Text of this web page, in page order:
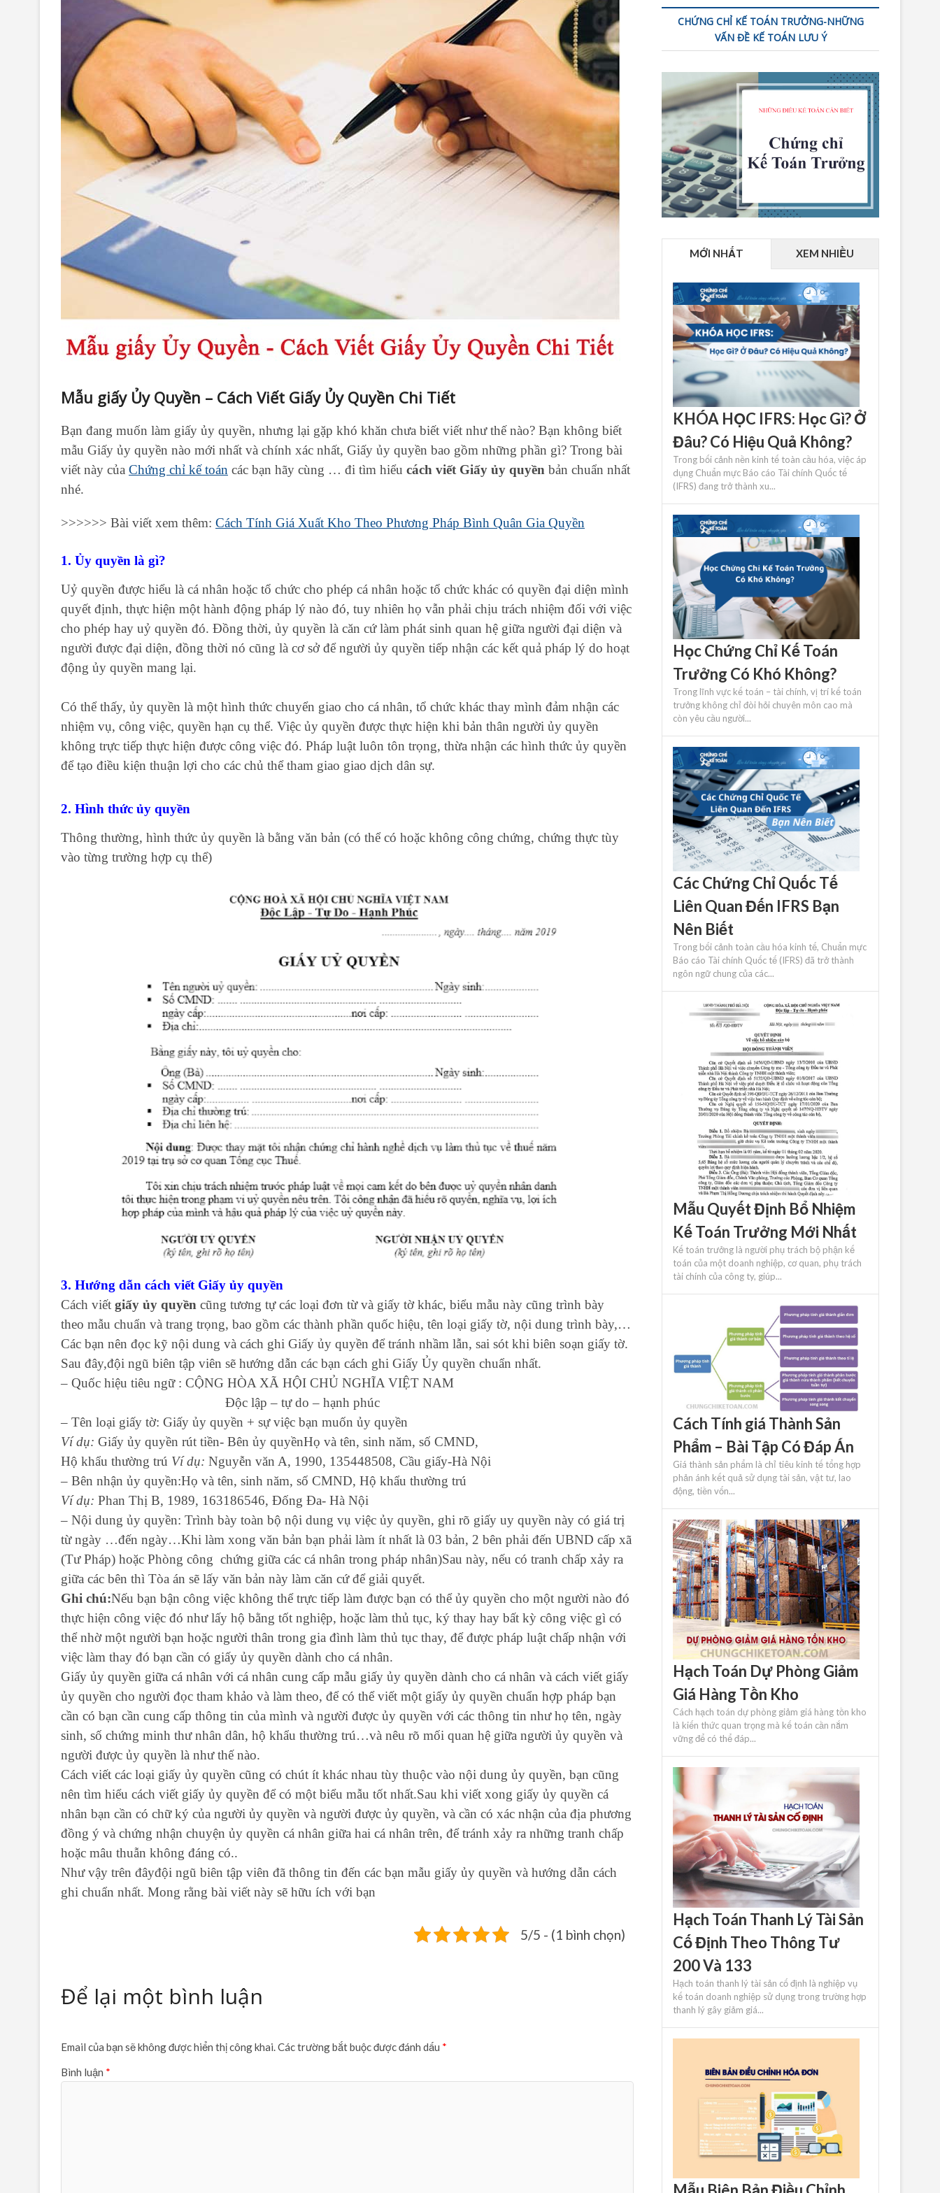
Mẫu giấy Ủy Quyền – Cách Viết Giấy Ủy Quyền Chi Tiết
Bạn đang muốn làm giấy ủy quyền, nhưng lại gặp khó khăn chưa biết viết như thế nào? Bạn không biết
mẫu Giấy ủy quyền nào mới nhất và chính xác nhất, Giấy ủy quyền bao gồm những phần gì? Trong bài
viết này của Chứng chỉ kế toán các bạn hãy cùng … đi tìm hiểu cách viết Giấy ủy quyền bản chuẩn nhất
nhé.
>>>>>> Bài viết xem thêm: Cách Tính Giá Xuất Kho Theo Phương Pháp Bình Quân Gia Quyền
1. Ủy quyền là gì?
Uỷ quyền được hiểu là cá nhân hoặc tổ chức cho phép cá nhân hoặc tổ chức khác có quyền đại diện mình
quyết định, thực hiện một hành động pháp lý nào đó, tuy nhiên họ vẫn phải chịu trách nhiệm đối với việc
cho phép hay uỷ quyền đó. Đồng thời, ủy quyền là căn cứ làm phát sinh quan hệ giữa người đại diện và
người được đại diện, đồng thời nó cũng là cơ sở để người ủy quyền tiếp nhận các kết quả pháp lý do hoạt
động ủy quyền mang lại.
Có thể thấy, ủy quyền là một hình thức chuyển giao cho cá nhân, tổ chức khác thay mình đảm nhận các
nhiệm vụ, công việc, quyền hạn cụ thể. Việc ủy quyền được thực hiện khi bản thân người ủy quyền
không trực tiếp thực hiện được công việc đó. Pháp luật luôn tôn trọng, thừa nhận các hình thức ủy quyền
để tạo điều kiện thuận lợi cho các chủ thể tham giao giao dịch dân sự.
2. Hình thức ủy quyền
Thông thường, hình thức ủy quyền là bằng văn bản (có thể có hoặc không công chứng, chứng thực tùy
vào từng trường hợp cụ thể)
3. Hướng dẫn cách viết Giấy ủy quyền
Cách viết giấy ủy quyền cũng tương tự các loại đơn từ và giấy tờ khác, biểu mẫu này cũng trình bày
theo mẫu chuẩn và trang trọng, bao gồm các thành phần quốc hiệu, tên loại giấy tờ, nội dung trình bày,…
Các bạn nên đọc kỹ nội dung và cách ghi Giấy ủy quyền để tránh nhầm lẫn, sai sót khi biên soạn giấy tờ.
Sau đây,đội ngũ biên tập viên sẽ hướng dẫn các bạn cách ghi Giấy Ủy quyền chuẩn nhất.
– Quốc hiệu tiêu ngữ : CỘNG HÒA XÃ HỘI CHỦ NGHĨA VIỆT NAM
Độc lập – tự do – hạnh phúc
– Tên loại giấy tờ: Giấy ủy quyền + sự việc bạn muốn ủy quyền
Ví dụ: Giấy ủy quyền rút tiền- Bên ủy quyềnHọ và tên, sinh năm, số CMND,
Hộ khẩu thường trú Ví dụ: Nguyễn văn A, 1990, 135448508, Cầu giấy-Hà Nội
– Bên nhận ủy quyền:Họ và tên, sinh năm, số CMND, Hộ khẩu thường trú
Ví dụ: Phan Thị B, 1989, 163186546, Đống Đa- Hà Nội
– Nội dung ủy quyền: Trình bày toàn bộ nội dung vụ việc ủy quyền, ghi rõ giấy uy quyền này có giá trị
từ ngày …đến ngày…Khi làm xong văn bản bạn phải làm ít nhất là 03 bản, 2 bên phải đến UBND cấp xã
(Tư Pháp) hoặc Phòng công chứng giữa các cá nhân trong pháp nhân)Sau này, nếu có tranh chấp xảy ra
giữa các bên thì Tòa án sẽ lấy văn bản này làm căn cứ để giải quyết.
Ghi chú:Nếu bạn bận công việc không thể trực tiếp làm được bạn có thể ủy quyền cho một người nào đó
thực hiện công việc đó như lấy hộ bằng tốt nghiệp, hoặc làm thủ tục, ký thay hay bất kỳ công việc gì có
thể nhờ một người bạn hoặc người thân trong gia đình làm thủ tục thay, để được pháp luật chấp nhận với
việc làm thay đó bạn cần có giấy ủy quyền dành cho cá nhân.
Giấy ủy quyền giữa cá nhân với cá nhân cung cấp mẫu giấy ủy quyền dành cho cá nhân và cách viết giấy
ủy quyền cho người đọc tham khảo và làm theo, để có thể viết một giấy ủy quyền chuẩn hợp pháp bạn
cần có bạn cần cung cấp thông tin của mình và người được ủy quyền với các thông tin như họ tên, ngày
sinh, số chứng minh thư nhân dân, hộ khẩu thường trú…và nêu rõ mối quan hệ giữa người ủy quyền và
người được ủy quyền là như thế nào.
Cách viết các loại giấy ủy quyền cũng có chút ít khác nhau tùy thuộc vào nội dung ủy quyền, bạn cũng
nên tìm hiểu cách viết giấy ủy quyền để có một biểu mẫu tốt nhất.Sau khi viết xong giấy ủy quyền cá
nhân bạn cần có chữ ký của người ủy quyền và người được ủy quyền, và cần có xác nhận của địa phương
đồng ý và chứng nhận chuyện ủy quyền cá nhân giữa hai cá nhân trên, để tránh xảy ra những tranh chấp
hoặc mâu thuẫn không đáng có..
Như vậy trên đâyđội ngũ biên tập viên đã thông tin đến các bạn mẫu giấy ủy quyền và hướng dẫn cách
ghi chuẩn nhất. Mong rằng bài viết này sẽ hữu ích với bạn
5/5 - (1 bình chọn)
Để lại một bình luận
Email của bạn sẽ không được hiển thị công khai.Các trường bắt buộc được đánh dấu *
Bình luận *
CHỨNG CHỈ KẾ TOÁN TRƯỞNG-NHỮNG
VẤN ĐỀ KẾ TOÁN LƯU Ý
MỚI NHẤT XEM NHIỀU
KHÓA HỌC IFRS: Học Gì? Ở
Đâu? Có Hiệu Quả Không?
Trong bối cảnh nền kinh tế toàn cầu hóa, việc áp
dụng Chuẩn mực Báo cáo Tài chính Quốc tế
(IFRS) đang trở thành xu...
Học Chứng Chỉ Kế Toán
Trưởng Có Khó Không?
Trong lĩnh vực kế toán – tài chính, vị trí kế toán
trưởng không chỉ đòi hỏi chuyên môn cao mà
còn yêu cầu người...
Các Chứng Chỉ Quốc Tế
Liên Quan Đến IFRS Bạn
Nên Biết
Trong bối cảnh toàn cầu hóa kinh tế, Chuẩn mực
Báo cáo Tài chính Quốc tế (IFRS) đã trở thành
ngôn ngữ chung của các...
Mẫu Quyết Định Bổ Nhiệm
Kế Toán Trưởng Mới Nhất
Kế toán trưởng là người phụ trách bộ phận kế
toán của một doanh nghiệp, cơ quan, phụ trách
tài chính của công ty, giúp...
Cách Tính giá Thành Sản
Phẩm – Bài Tập Có Đáp Án
Giá thành sản phẩm là chỉ tiêu kinh tế tổng hợp
phản ánh kết quả sử dụng tài sản, vật tư, lao
động, tiền vốn...
Hạch Toán Dự Phòng Giảm
Giá Hàng Tồn Kho
Cách hạch toán dự phòng giảm giá hàng tồn kho
là kiến ​​thức quan trọng mà kế toán cần nắm
vững để có thể đáp...
Hạch Toán Thanh Lý Tài Sản
Cố Định Theo Thông Tư
200 Và 133
Hạch toán thanh lý tài sản cố định là nghiệp vụ
kế toán doanh nghiệp sử dụng trong trường hợp
thanh lý gây giảm giá...